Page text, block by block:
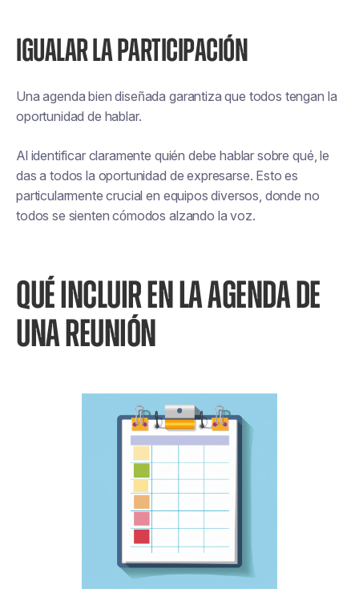
IGUALAR LA PARTICIPACIÓN
Una agenda bien diseñada garantiza que todos tengan la
oportunidad de hablar.
Al identificar claramente quién debe hablar sobre qué, le
das a todos la oportunidad de expresarse. Esto es
particularmente crucial en equipos diversos, donde no
todos se sienten cómodos alzando la voz.
QUÉ INCLUIR EN LA AGENDA DE
UNA REUNIÓN